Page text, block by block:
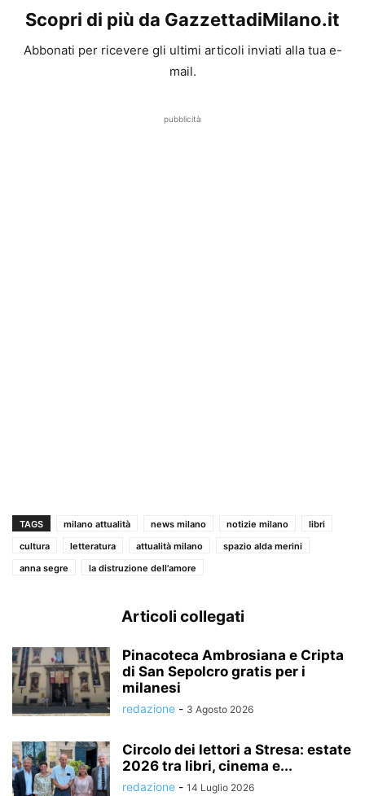
Scopri di più da GazzettadiMilano.it
Abbonati per ricevere gli ultimi articoli inviati alla tua e-
mail.
pubblicità
TAGS milano attualità news milano notizie milano
libri
cultura
letteratura attualità milano
spazio alda merini
anna segre
la distruzione dell'amore
Articoli collegati
Pinacoteca Ambrosiana e Cripta
di San Sepolcro gratis per i
milanesi
redazione - 3 Agosto 2026
Circolo dei lettori a Stresa: estate
2026 tra libri, cinema e...
redazione - 14 Luglio 2026